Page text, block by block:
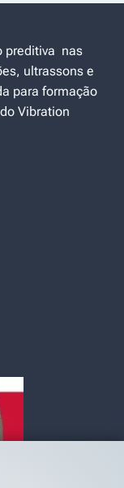
preditiva nas
ultrassons e
para formação
Vibration